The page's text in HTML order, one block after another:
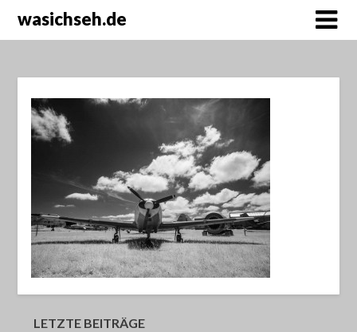
wasichseh.de
LETZTE BEITRÄGE